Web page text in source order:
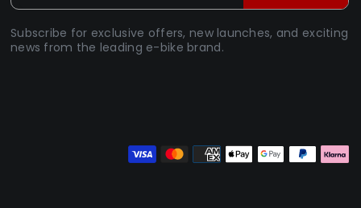
Subscribe for exclusive offers, new launches, and exciting
news from the leading e-bike brand.